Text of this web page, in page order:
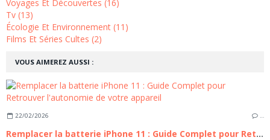
VOUS AIMEREZ AUSSI :
22/02/2026
Remplacer la batterie iPhone 11 : Guide Complet pour Retrouver l'autonomie de votre appareil
Voyages Et Découvertes (16)
Tv (13)
Écologie Et Environnement (11)
Films Et Séries Cultes (2)